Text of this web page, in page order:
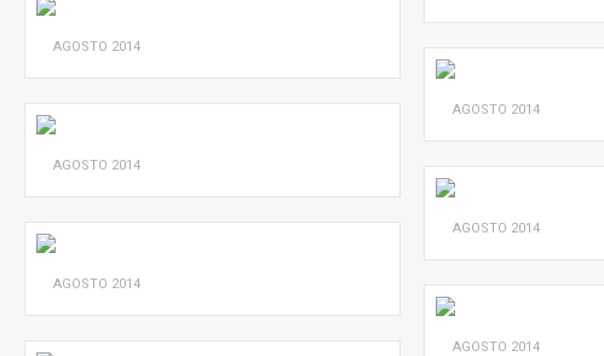
AGOSTO 2014
AGOSTO 2014
AGOSTO 2014
AGOSTO 2014
AGOSTO 2014
AGOSTO 2014